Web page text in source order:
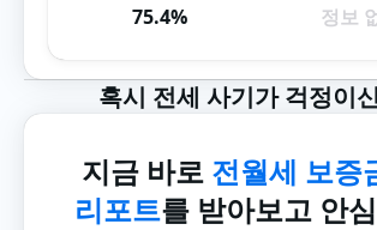
75.4% 정보
혹시 전세 사기가 걱정이
지금 바로 전월세 보증
리포트를 받아보고 안